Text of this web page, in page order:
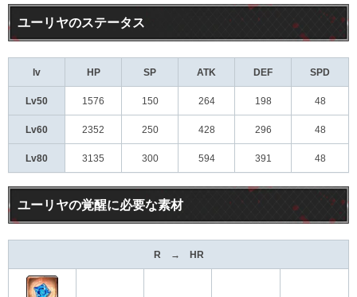
ユーリヤのステータス​
lv HP SP ATK DEF SPD
Lv50 1576 150 264 198 48
Lv60 2352 250 428 296 48
Lv80 3135 300 594 391 48
ユーリヤの覚醒に必要な素材
R → HR